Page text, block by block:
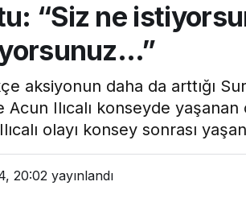
“Siz ne
aksiyonun daha da arttığı
Acun Ilıcalı konseyde
olayı konsey sonrası
20:02 yayınlandı
Şekerpare tarifi